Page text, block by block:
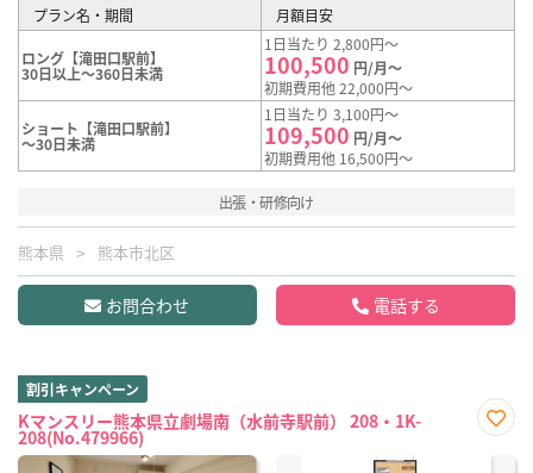
プラン名・期間 月額目安
ロング【滝田口駅前】
30日以上～360日未満
1日当たり 2,800円～
100,500 円/月～
初期費用他 22,000円～
ショート【滝田口駅前】
～30日未満
1日当たり 3,100円～
109,500 円/月～
初期費用他 16,500円～
出張・研修向け
熊本県 熊本市北区
お問合わせ 電話する
割引キャンペーン
Kマンスリー熊本県立劇場南（水前寺駅前） 208・1K-
208(No.479966)
に入